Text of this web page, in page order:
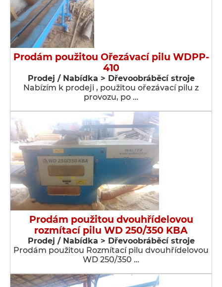
Prodám použitou Ořezávací pilu WDPP-
410
Prodej / Nabídka > Dřevoobráběcí stroje
Nabízím k prodeji , použitou ořezávací pilu z
provozu, po …
Prodám použitou dvouhřídelovou
rozmítací pilu WD 250/350 KBA
Prodej / Nabídka > Dřevoobráběcí stroje
Prodám použitou Rozmítací pilu dvouhřídelovou
WD 250/350 …